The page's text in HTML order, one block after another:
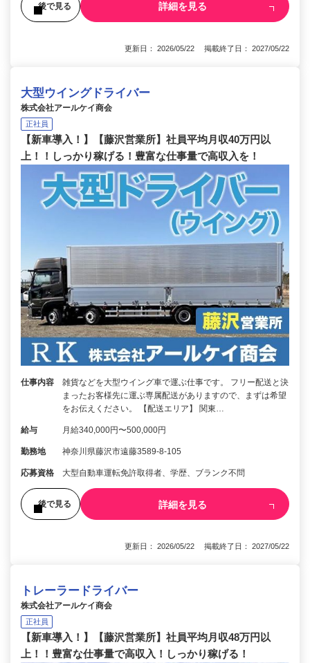
後で見る 詳細を見る
更新日： 2026/05/22 掲載終了日： 2027/05/22
大型ウイングドライバー
株式会社アールケイ商会
正社員
【新車導入！】【藤沢営業所】社員平均月収40万円以
上！！しっかり稼げる！豊富な仕事量で高収入を！
仕事内容
雑貨などを大型ウイング車で運ぶ仕事です。 フリー配送と決
まったお客様先に運ぶ専属配送がありますので、まずは希望
をお伝えください。 【配送エリア】 関東…
給与 月給340,000円〜500,000円
勤務地 神奈川県藤沢市遠藤3589-8-105
応募資格 大型自動車運転免許取得者、学歴、ブランク不問
後で見る 詳細を見る
更新日： 2026/05/22 掲載終了日： 2027/05/22
トレーラードライバー
株式会社アールケイ商会
正社員
【新車導入！】【藤沢営業所】社員平均月収48万円以
上！！豊富な仕事量で高収入！しっかり稼げる！